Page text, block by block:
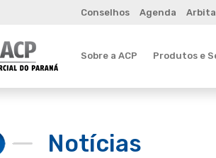
Conselhos Agenda
Sobre a ACP Produtos e
Notícias